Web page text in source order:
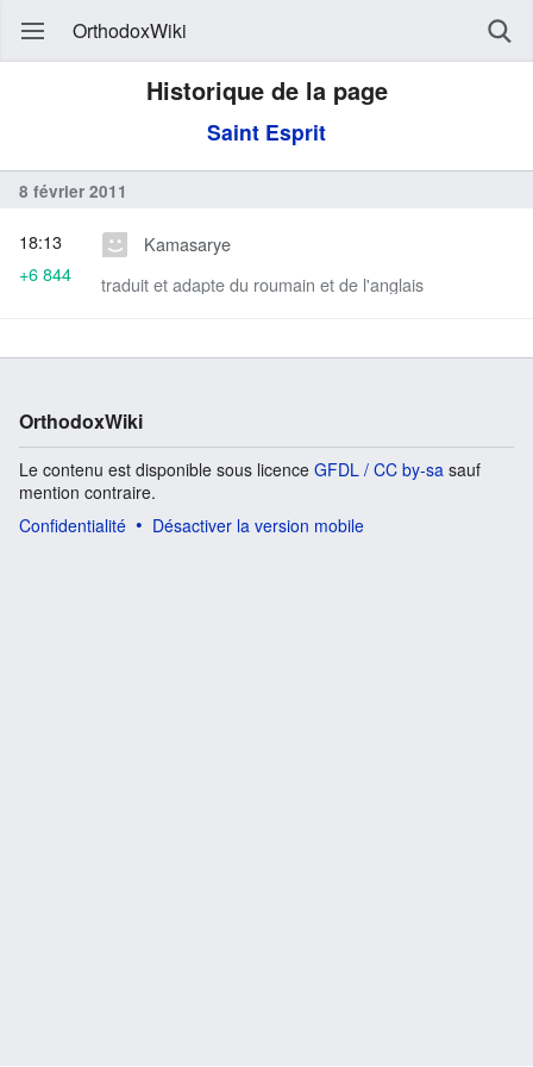
OrthodoxWiki
Historique de la page
Saint Esprit
8 février 2011
Kamasarye
traduit et adapte du roumain et de l'anglais
18:13
+6 844
OrthodoxWiki
Le contenu est disponible sous licence GFDL / CC by-sa sauf
mention contraire.
Confidentialité
Désactiver la version mobile